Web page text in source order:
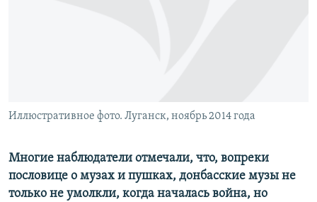
Все сайты RFE/RL
Иллюстративное фото. Луганск, ноябрь 2014 года
Многие наблюдатели отмечали, что, вопреки
пословице о музах и пушках, донбасские музы не
только не умолкли, когда началась война, но